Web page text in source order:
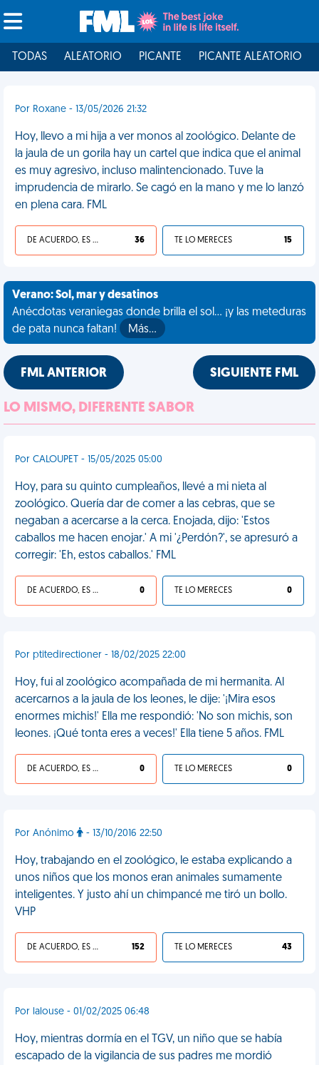
TODAS ALEATORIO PICANTE PICANTE ALEATORIO
Por Roxane - 13/05/2026 21:32
Hoy, llevo a mi hija a ver monos al zoológico. Delante de
la jaula de un gorila hay un cartel que indica que el animal
es muy agresivo, incluso malintencionado. Tuve la
imprudencia de mirarlo. Se cagó en la mano y me lo lanzó
en plena cara. FML
DE ACUERDO, ES UNA VIDA HP 36 TE LO MERECES 15
Verano: Sol, mar y desatinos
Anécdotas veraniegas donde brilla el sol... ¡y las meteduras
de pata nunca faltan!
Más…
FML ANTERIOR SIGUIENTE FML
LO MISMO, DIFERENTE SABOR
Por CALOUPET - 15/05/2025 05:00
Hoy, para su quinto cumpleaños, llevé a mi nieta al
zoológico. Quería dar de comer a las cebras, que se
negaban a acercarse a la cerca. Enojada, dijo: 'Estos
caballos me hacen enojar.' A mi '¿Perdón?', se apresuró a
corregir: 'Eh, estos caballos.' FML
DE ACUERDO, ES UNA VIDA HP 0 TE LO MERECES 0
Por ptitedirectioner - 18/02/2025 22:00
Hoy, fui al zoológico acompañada de mi hermanita. Al
acercarnos a la jaula de los leones, le dije: '¡Mira esos
enormes michis!' Ella me respondió: 'No son michis, son
leones. ¡Qué tonta eres a veces!' Ella tiene 5 años. FML
DE ACUERDO, ES UNA VIDA HP 0 TE LO MERECES 0
Por Anónimo - 13/10/2016 22:50
Hoy, trabajando en el zoológico, le estaba explicando a
unos niños que los monos eran animales sumamente
inteligentes. Y justo ahí un chimpancé me tiró un bollo.
VHP
DE ACUERDO, ES UNA VIDA HP 152 TE LO MERECES 43
Por lalouse - 01/02/2025 06:48
Hoy, mientras dormía en el TGV, un niño que se había
escapado de la vigilancia de sus padres me mordió